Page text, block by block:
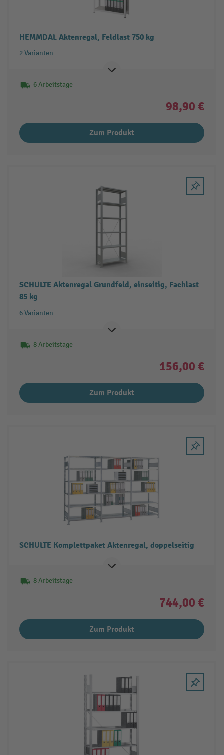
HEMMDAL Aktenregal, Feldlast 750 kg
2 Varianten
6 Arbeitstage
98,90 €
Zum Produkt
SCHULTE Aktenregal Grundfeld, einseitig, Fachlast
85 kg
6 Varianten
8 Arbeitstage
156,00 €
Zum Produkt
SCHULTE Komplettpaket Aktenregal, doppelseitig
8 Arbeitstage
744,00 €
Zum Produkt